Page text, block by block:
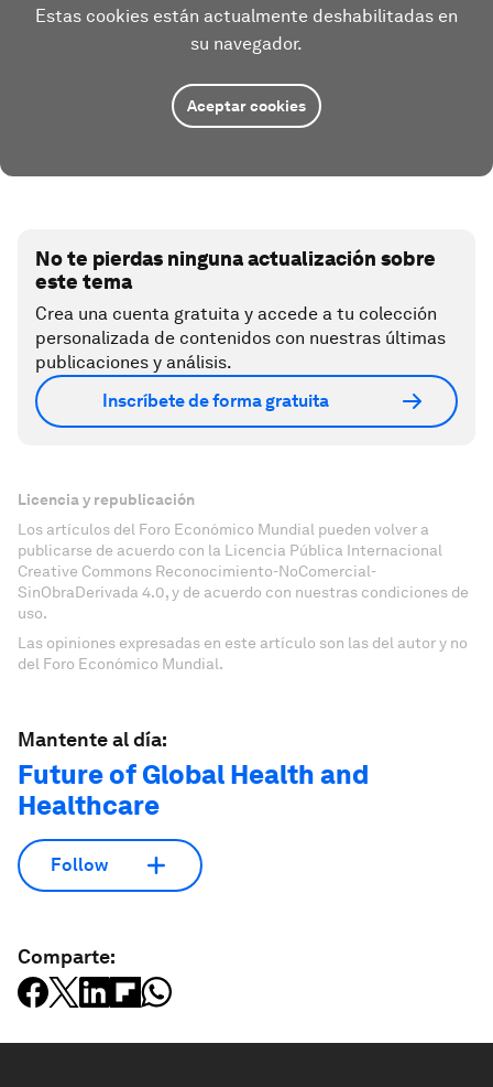
Estas cookies están actualmente deshabilitadas en
su navegador.
Aceptar cookies
No te pierdas ninguna actualización sobre
este tema
Crea una cuenta gratuita y accede a tu colección
personalizada de contenidos con nuestras últimas
publicaciones y análisis.
Inscríbete de forma gratuita
Licencia y republicación
Los artículos del Foro Económico Mundial pueden volver a
publicarse de acuerdo con la Licencia Pública Internacional
Creative Commons Reconocimiento-NoComercial-
SinObraDerivada 4.0, y de acuerdo con nuestras condiciones de
uso.
Las opiniones expresadas en este artículo son las del autor y no
del Foro Económico Mundial.
Mantente al día:
Future of Global Health and
Healthcare
Follow
Comparte: